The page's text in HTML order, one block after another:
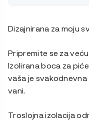
Dizajnirana za moju
Pripremite se za
Izolirana boca za
vaša je
vani.
Troslojna izolacija